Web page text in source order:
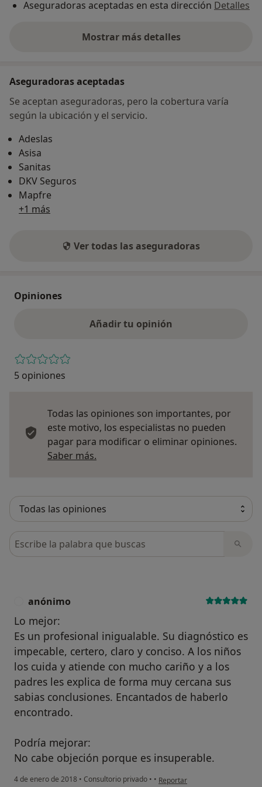
Aseguradoras aceptadas en esta dirección Detalles
Mostrar más detalles
sobre la dirección
Aseguradoras aceptadas
Se aceptan aseguradoras, pero la cobertura varía
según la ubicación y el servicio.
Adeslas
Asisa
Sanitas
DKV Seguros
Mapfre
+1 más
Ver todas las aseguradoras
Opiniones
Añadir tu opinión
5 opiniones
Todas las opiniones son importantes, por
este motivo, los especialistas no pueden
pagar para modificar o eliminar opiniones.
Saber más.
Busca en opiniones
anónimo
Lo mejor:
Es un profesional inigualable. Su diagnóstico es
impecable, certero, claro y conciso. A los niños
los cuida y atiende con mucho cariño y a los
padres les explica de forma muy cercana sus
sabias conclusiones. Encantados de haberlo
encontrado.
Podría mejorar:
No cabe objeción porque es insuperable.
4 de enero de 2018 • Consultorio privado • • en opinión del usuario anónimo
Reportar